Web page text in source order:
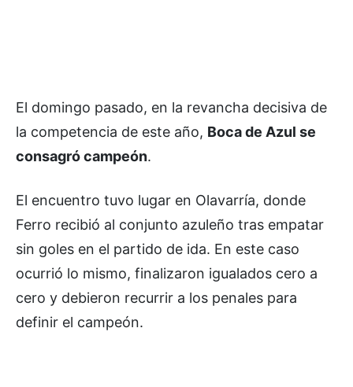
El domingo pasado, en la revancha decisiva de
la competencia de este año, Boca de Azul se
consagró campeón.
El encuentro tuvo lugar en Olavarría, donde
Ferro recibió al conjunto azuleño tras empatar
sin goles en el partido de ida. En este caso
ocurrió lo mismo, finalizaron igualados cero a
cero y debieron recurrir a los penales para
definir el campeón.